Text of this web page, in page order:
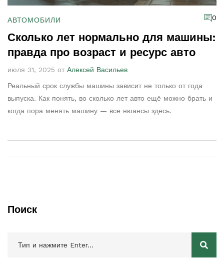
АВТОМОБИЛИ 0
Сколько лет нормально для машины:
правда про возраст и ресурс авто
июля 31, 2025 от Алексей Васильев
Реальный срок службы машины зависит не только от года
выпуска. Как понять, во сколько лет авто ещё можно брать и
когда пора менять машину — все нюансы здесь.
Поиск